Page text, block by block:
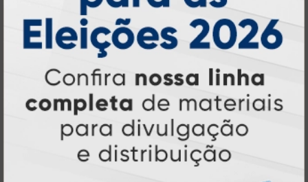
Atual Card é referência em impressão
gráfica online no Brasil, oferecendo uma
ampla variedade de produtos e soluções para
revendedores gráficos. Com
quase três
décadas de experiência
segmento deimpressão sob demanda
investindo continuamente em
tecnologia,
inovação e personalizaçãopara entregar
qualidade, agilidade e a melhor
experiência
aos nossos clientes.